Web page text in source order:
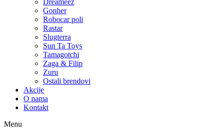
Dreameez
Gonher
Robocar poli
Rastar
Slugterra
Sun Ta Toys
Tamagotchi
Zaga & Filip
Zuru
Ostali brendovi
Akcije
O nama
Kontakt
Menu